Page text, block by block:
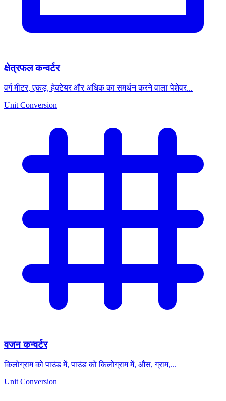
क्षेत्रफल कन्वर्टर
वर्ग मीटर, एकड़, हेक्टेयर और अधिक का समर्थन करने वाला पेशेवर...
Unit Conversion
वजन कन्वर्टर
किलोग्राम को पाउंड में, पाउंड को किलोग्राम में, औंस, ग्राम,...
Unit Conversion